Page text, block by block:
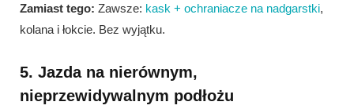
Zamiast tego: Zawsze: kask + ochraniacze na nadgarstki,
kolana i łokcie. Bez wyjątku.
5. Jazda na nierównym,
nieprzewidywalnym podłożu